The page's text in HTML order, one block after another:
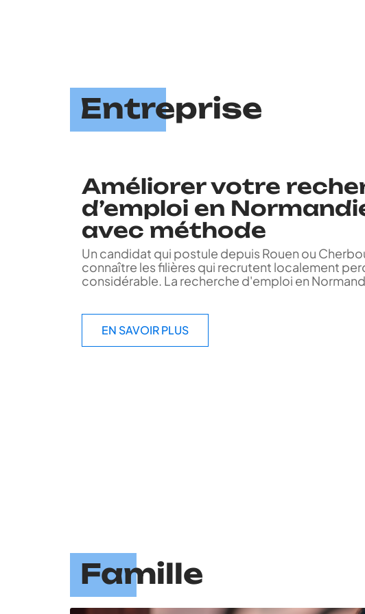
Entreprise
Améliorer votre
d’emploi en
avec méthode
Un candidat qui postule depuis Rouen ou
connaître les filières qui recrutent localement
considérable. La recherche d'emploi en
EN SAVOIR PLUS
Famille